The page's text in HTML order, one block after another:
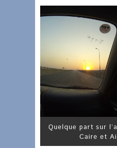
Quelque part sur
Caire et